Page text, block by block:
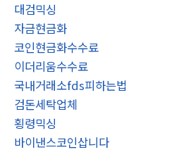
대검믹싱
자금현금화
코인현금화수수료
이더리움수수료
국내거래소fds피하는법
검돈세탁업체
횡령믹싱
바이낸스코인삽니다